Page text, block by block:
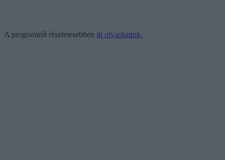
A programról részletesebben itt olvashattok.